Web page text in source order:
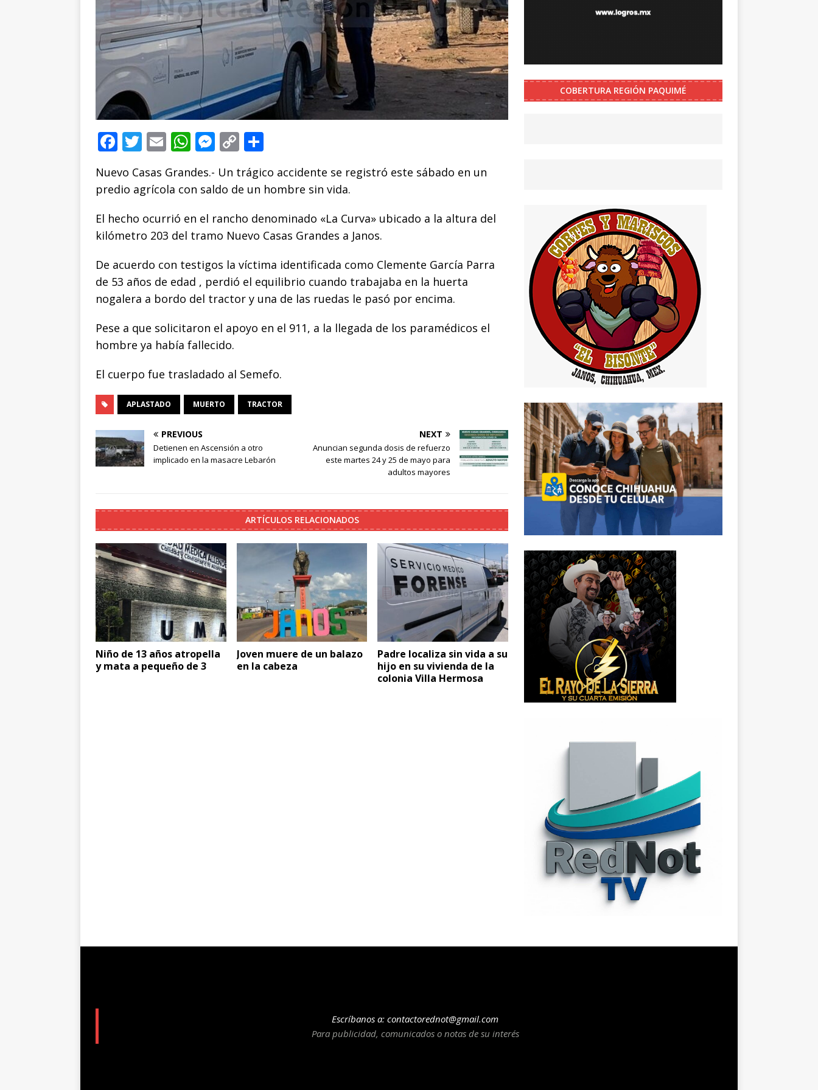
F
c
e
b
o
o
k
T
it
te
r
E
ai
l
W
h
at
s
A
p
p
M
ss
e
n
g
e
r
C
o
p
y
Li
n
k
m
p
ar
ti
r
Nuevo Casas Grandes.- Un trágico accidente se registró este sábado en un
predio agrícola con saldo de un hombre sin vida.
El hecho ocurrió en el rancho denominado «La Curva» ubicado a la altura del
kilómetro 203 del tramo Nuevo Casas Grandes a Janos.
De acuerdo con testigos la víctima identificada como Clemente García Parra
de 53 años de edad , perdió el equilibrio cuando trabajaba en la huerta
nogalera a bordo del tractor y una de las ruedas le pasó por encima.
Pese a que solicitaron el apoyo en el 911, a la llegada de los paramédicos el
hombre ya había fallecido.
El cuerpo fue trasladado al Semefo.
APLASTADO MUERTO TRACTOR
PREVIOUS
Detienen en Ascensión a otro
implicado en la masacre Lebarón
NEXT
Anuncian segunda dosis de refuerzo
este martes 24 y 25 de mayo para
adultos mayores
ARTÍCULOS RELACIONADOS
Niño de 13 años atropella
y mata a pequeño de 3
Joven muere de un balazo
en la cabeza
Padre localiza sin vida a su
hijo en su vivienda de la
colonia Villa Hermosa
COBERTURA REGIÓN PAQUIMÉ
Escríbanos a: contactorednot@gmail.com
Para publicidad, comunicados o notas de su interés